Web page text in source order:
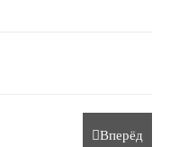
Вперёд